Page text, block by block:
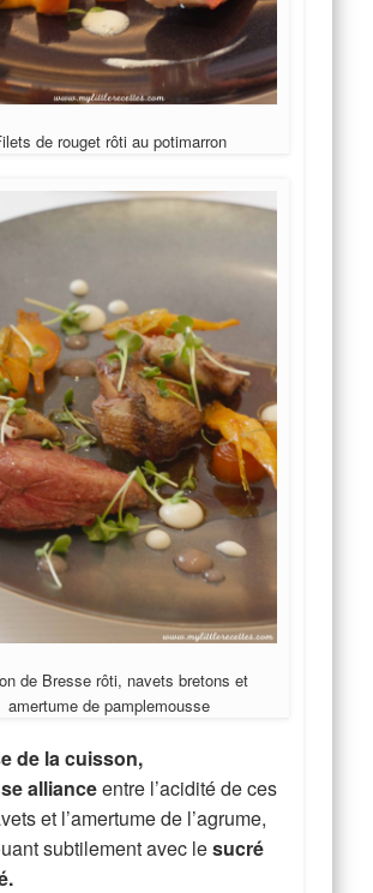
de rouget rôti au potimarron
de Bresse rôti, navets bretons et
amertume de pamplemousse
de la cuisson,
allianceentre l’acidité de ces
et l’amertume de l’agrume,
subtilement avec lesucré